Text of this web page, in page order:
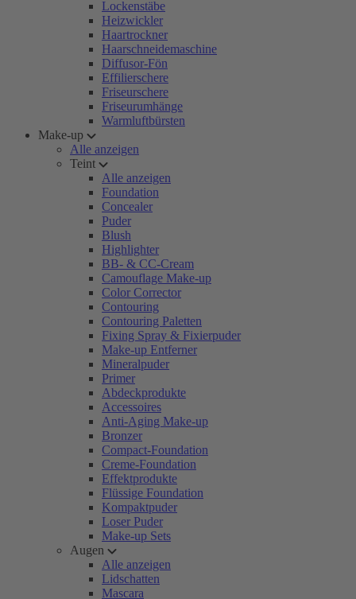
Lockenstäbe
Heizwickler
Haartrockner
Haarschneidemaschine
Diffusor-Fön
Effilierschere
Friseurschere
Friseurumhänge
Warmluftbürsten
Make-up
Alle anzeigen
Teint
Alle anzeigen
Foundation
Concealer
Puder
Blush
Highlighter
BB- & CC-Cream
Camouflage Make-up
Color Corrector
Contouring
Contouring Paletten
Fixing Spray & Fixierpuder
Make-up Entferner
Mineralpuder
Primer
Abdeckprodukte
Accessoires
Anti-Aging Make-up
Bronzer
Compact-Foundation
Creme-Foundation
Effektprodukte
Flüssige Foundation
Kompaktpuder
Loser Puder
Make-up Sets
Augen
Alle anzeigen
Lidschatten
Mascara